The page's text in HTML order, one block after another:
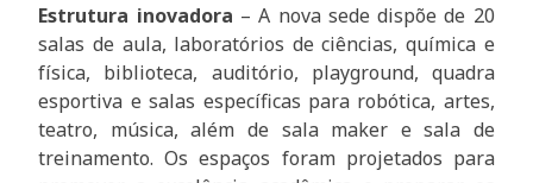
Estrutura inovadora – A nova sede dispõe de 20
salas de aula, laboratórios de ciências, química e
física, biblioteca, auditório, playground, quadra
esportiva e salas específicas para robótica, artes,
teatro, música, além de sala maker e sala de
treinamento. Os espaços foram projetados para